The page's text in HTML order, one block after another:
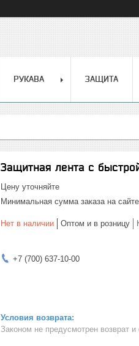
РУКАВА ЗАЩИТА
Защитная лента с
Цену уточняйте
Минимальная сумма заказа на
Нет в наличии Оптом и в розницу
+7 (700) 637-10-00
Законом не предусмотрен возврат